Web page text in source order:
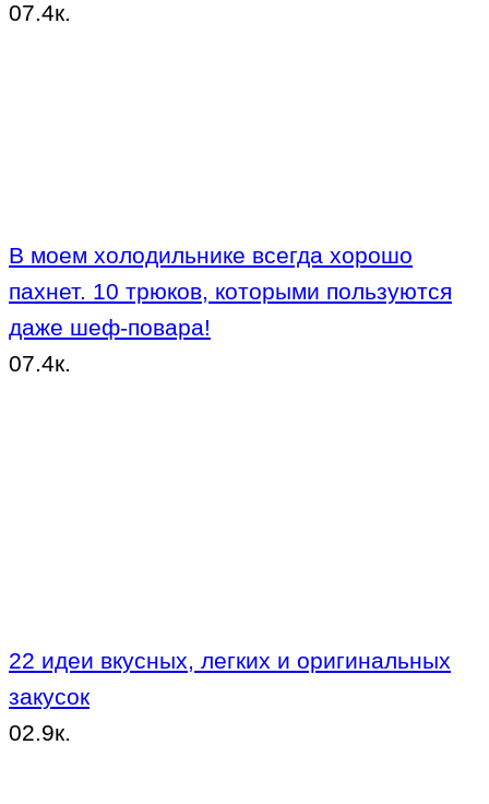
07.4к.
В моем холодильнике всегда хорошо
пахнет. 10 трюков, которыми пользуются
даже шеф-повара!
07.4к.
22 идеи вкусных, легких и оригинальных
закусок
02.9к.